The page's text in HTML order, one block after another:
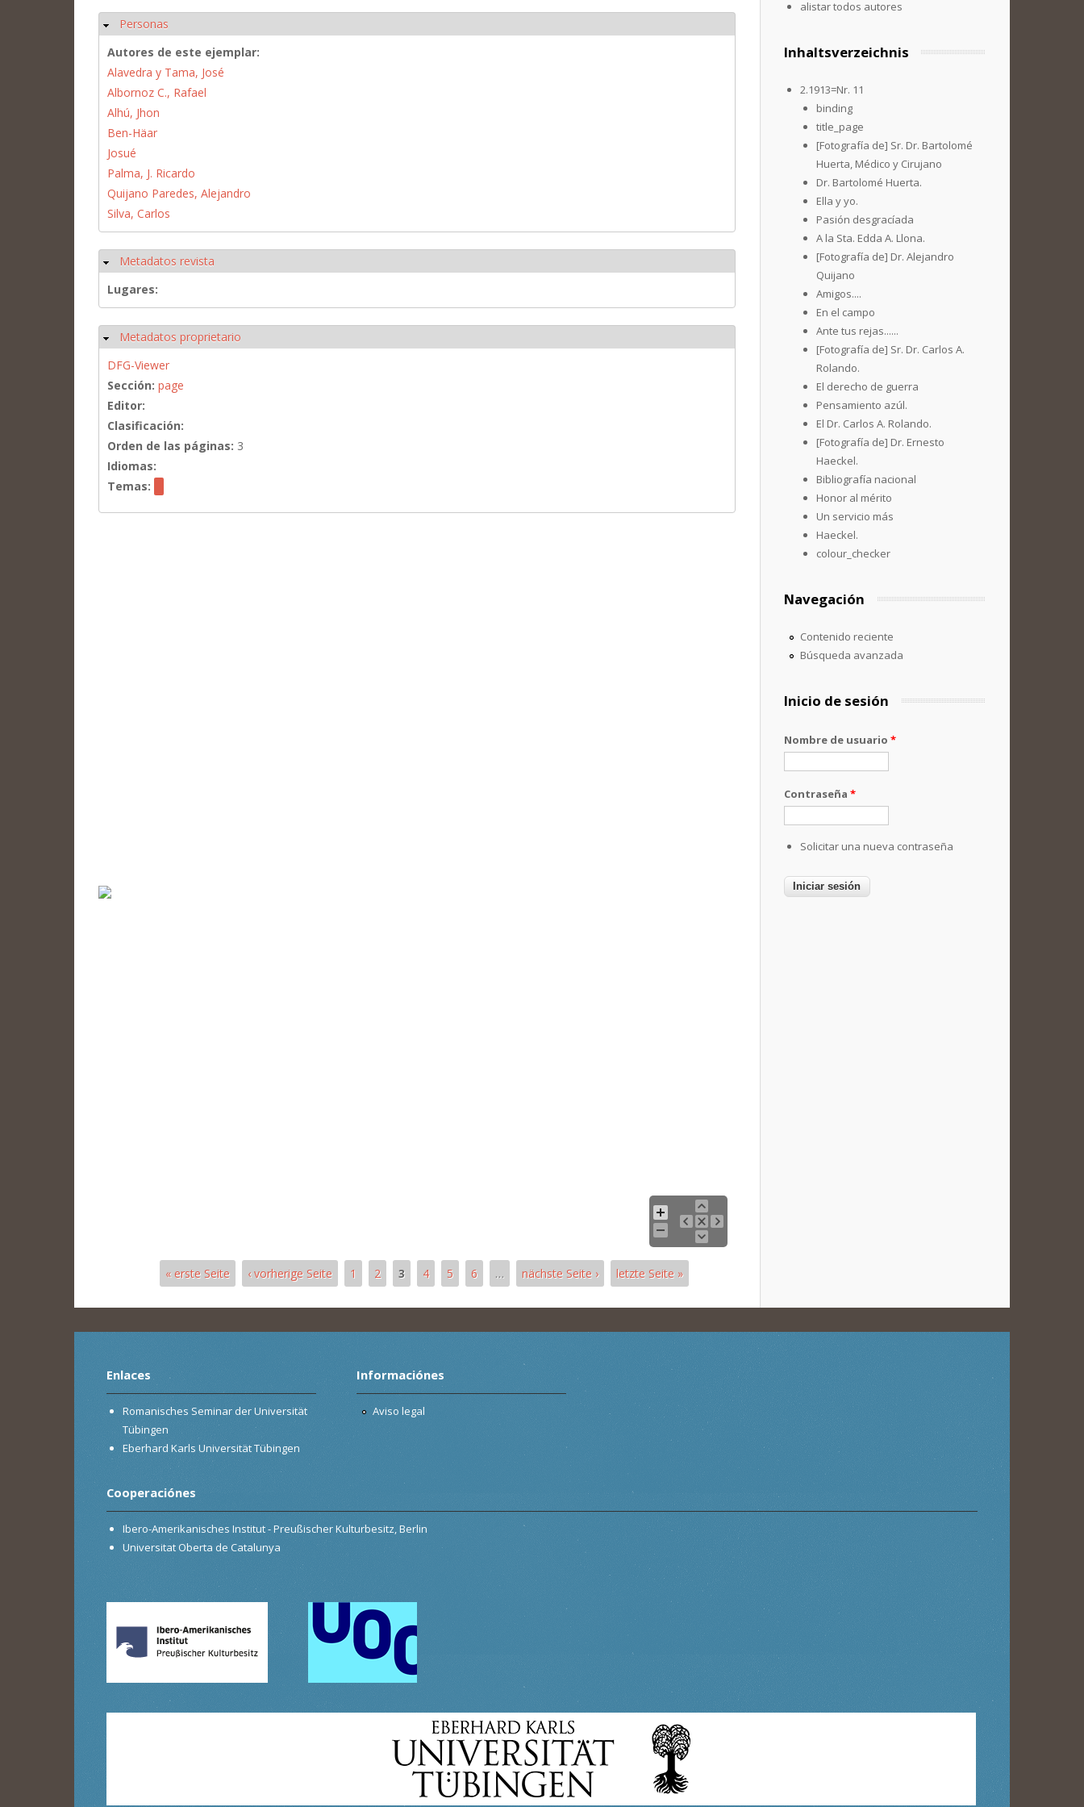
Ocultar
Personas
Autores de este ejemplar:
Alavedra y Tama, José
Albornoz C., Rafael
Alhú, Jhon
Ben-Häar
Josué
Palma, J. Ricardo
Quijano Paredes, Alejandro
Silva, Carlos
Ocultar
Metadatos revista
Lugares:
Ocultar
Metadatos proprietario
DFG-Viewer
Sección: page
Editor:
Clasificación:
Orden de las páginas: 3
Idiomas:
Temas:
« erste Seite ‹ vorherige Seite 1 2 3 4 5 6 … nächste Seite › letzte Seite »
alistar todos autores
Inhaltsverzeichnis
2.1913=Nr. 11
binding
title_page
[Fotografía de] Sr. Dr. Bartolomé
Huerta, Médico y Cirujano
Dr. Bartolomé Huerta.
Ella y yo.
Pasión desgracíada
A la Sta. Edda A. Llona.
[Fotografía de] Dr. Alejandro
Quijano
Amigos....
En el campo
Ante tus rejas......
[Fotografía de] Sr. Dr. Carlos A.
Rolando.
El derecho de guerra
Pensamiento azúl.
El Dr. Carlos A. Rolando.
[Fotografía de] Dr. Ernesto
Haeckel.
Bibliografía nacional
Honor al mérito
Un servicio más
Haeckel.
colour_checker
Navegación
Contenido reciente
Búsqueda avanzada
Inicio de sesión
Nombre de usuario *
Contraseña *
Solicitar una nueva contraseña
Enlaces
Romanisches Seminar der Universität
Tübingen
Eberhard Karls Universität Tübingen
Informaciónes
Aviso legal
Cooperaciónes
Ibero-Amerikanisches Institut - Preußischer Kulturbesitz, Berlin
Universitat Oberta de Catalunya